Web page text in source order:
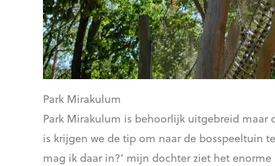
Park Mirakulum
Park Mirakulum is behoorlijk uitgebreid maar
is krijgen we de tip om naar de bosspeeltuin
mag ik daar in?’ mijn dochter ziet het